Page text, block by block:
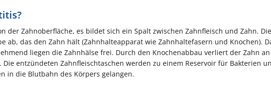
der Zahnoberfläche, es bildet sich ein Spalt zwischen Zahnfleisch und Zahn. Die
ab, das den Zahn hält (Zahnhalteapparat wie Zahnhaltefasern und Knochen).
liegen die Zahnhälse frei. Durch den Knochenabbau verliert der Zahn
entzündeten Zahnfleischtaschen werden zu einem Reservoir für Bakterien
in die Blutbahn des Körpers gelangen.